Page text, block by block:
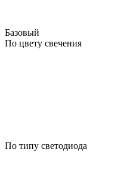
Базовый
По цвету свечения
По типу светодиода